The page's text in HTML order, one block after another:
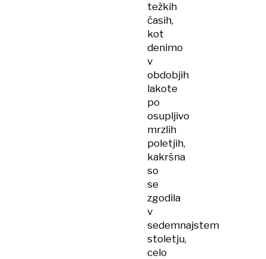
težkih
časih,
kot
denimo
v
obdobjih
lakote
po
osupljivo
mrzlih
poletjih,
kakršna
so
se
zgodila
v
sedemnajstem
stoletju,
celo